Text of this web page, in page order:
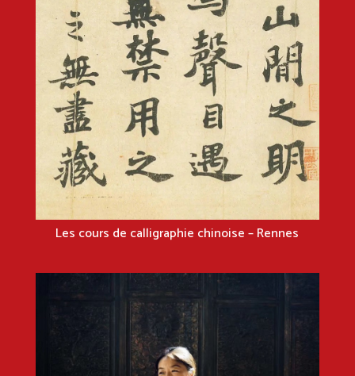
Les cours de calligraphie chinoise – Rennes